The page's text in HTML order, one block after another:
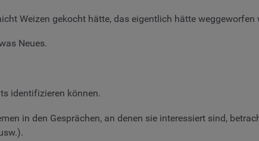
Weizen gekocht hätte, das eigentlich hätte weggeworfen
Neues.
identifizieren können.
in den Gesprächen, an denen sie interessiert sind,